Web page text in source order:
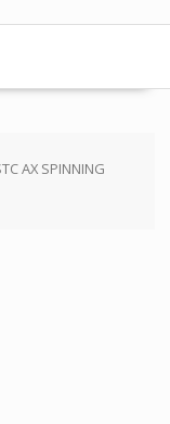
AX SPINNING